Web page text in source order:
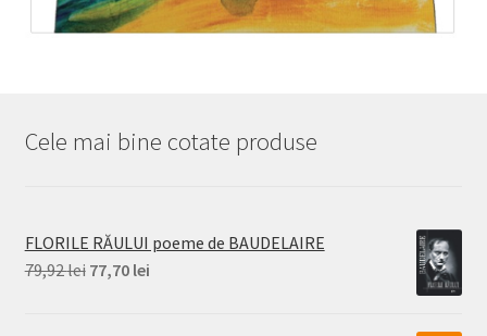
Cele mai bine cotate produse
FLORILE RĂULUI poeme de BAUDELAIRE
79,92lei Prețul
77,70 leiPrețul